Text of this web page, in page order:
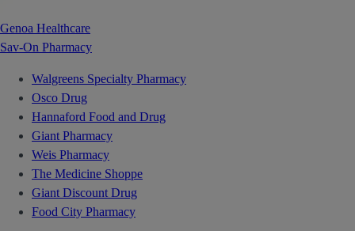
Genoa Healthcare
Sav-On Pharmacy
Walgreens Specialty Pharmacy
Osco Drug
Hannaford Food and Drug
Giant Pharmacy
Weis Pharmacy
The Medicine Shoppe
Giant Discount Drug
Food City Pharmacy